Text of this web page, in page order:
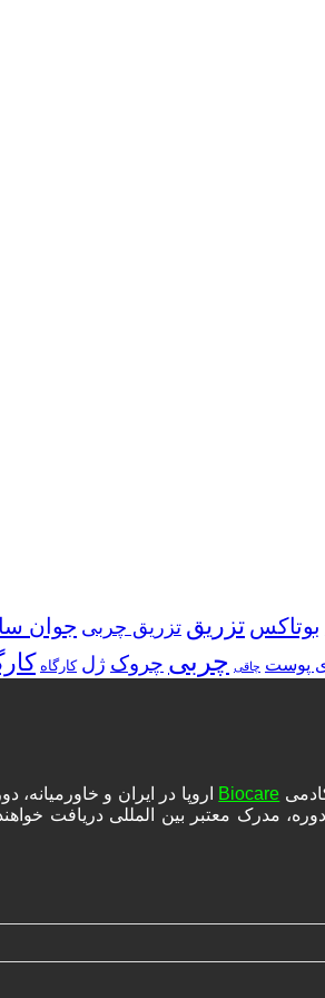
بوتاکس تزریق تزریق چربی جوان
پوست چاقی چربی چروک ژل کارگاه
Biocare
اروپا در ایران و